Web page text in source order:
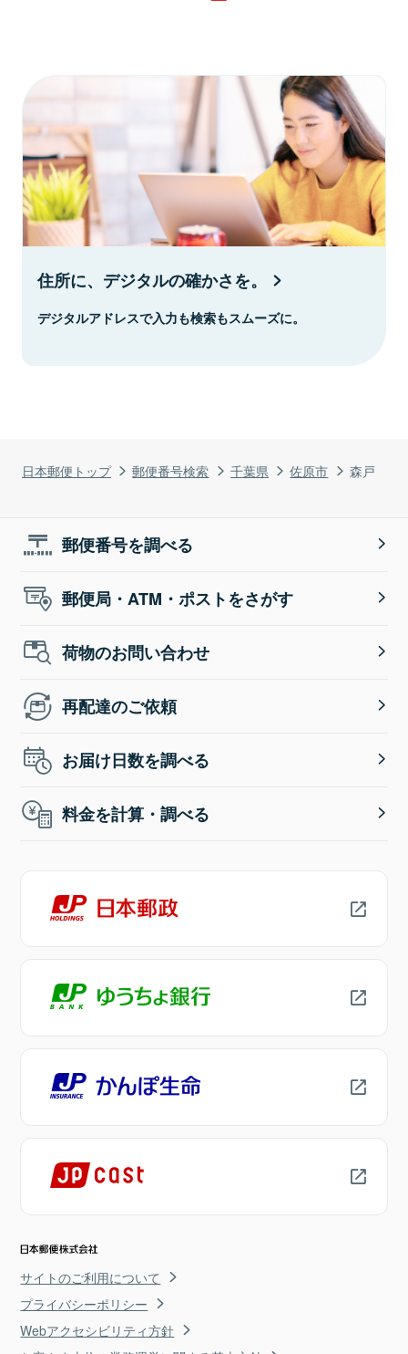
日本郵便トップ 郵便番号検索 千葉県 佐原市 森戸
住所に、デジタルの確かさを。
デジタルアドレスで入力も検索もスムーズに。
郵便番号を調べる
郵便局・ATM・ポストをさがす
荷物のお問い合わせ
再配達のご依頼
お届け日数を調べる
料金を計算・調べる
サイトのご利用について
プライバシーポリシー
Webアクセシビリティ方針